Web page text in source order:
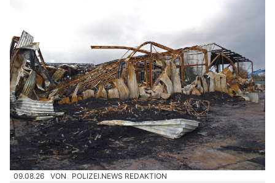
09.08.26 VON POLIZEI.NEWS REDAKTION